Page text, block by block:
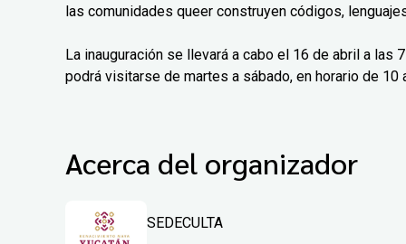
las comunidades queer construyen códigos,
La inauguración se llevará a cabo el 16 de abril a las
podrá visitarse de martes a sábado, en horario de 10
Acerca del organizador
SEDECULTA